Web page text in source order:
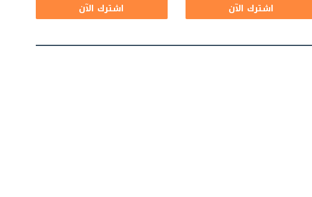
اشترك الآن اشترك الآن